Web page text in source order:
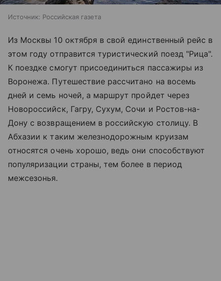
Источник: Российская газета
Из Москвы 10 октября в свой единственный рейс в
этом году отправится туристический поезд "Рица".
К поездке смогут присоединиться пассажиры из
Воронежа. Путешествие рассчитано на восемь
дней и семь ночей, а маршрут пройдет через
Новороссийск, Гагру, Сухум, Сочи и Ростов-на-
Дону с возвращением в российскую столицу. В
Абхазии к таким железнодорожным круизам
относятся очень хорошо, ведь они способствуют
популяризации страны, тем более в период
межсезонья.